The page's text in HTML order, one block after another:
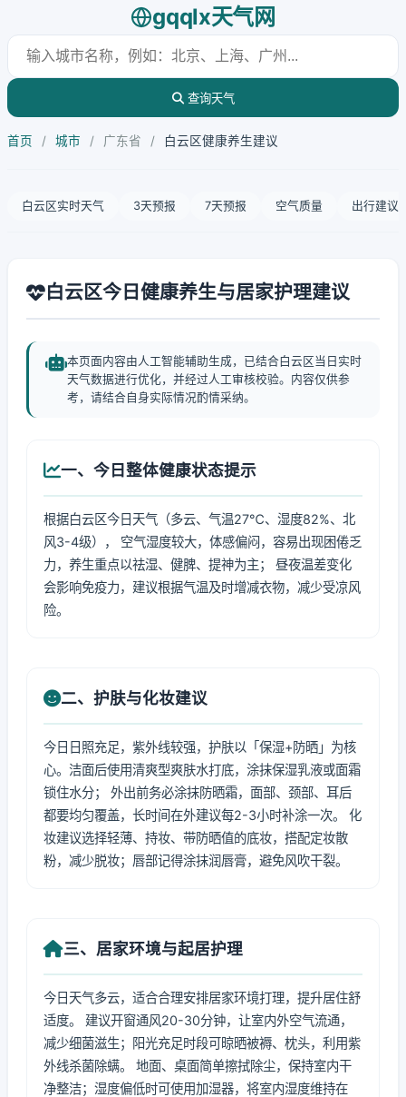
gqqlx天气网
查询天气
首页 / 城市 / 广东省 / 白云区健康养生建议
白云区实时天气 3天预报 7天预报 空气质量 出行建议
白云区今日健康养生与居家护理建议
本页面内容由人工智能辅助生成，已结合白云区当日实时
天气数据进行优化，并经过人工审核校验。内容仅供参
考，请结合自身实际情况酌情采纳。
一、今日整体健康状态提示
根据白云区今日天气（多云、气温27℃、湿度82%、北
风3-4级）， 空气湿度较大，体感偏闷，容易出现困倦乏
力，养生重点以祛湿、健脾、提神为主； 昼夜温差变化
会影响免疫力，建议根据气温及时增减衣物，减少受凉风
险。
二、护肤与化妆建议
今日日照充足，紫外线较强，护肤以「保湿+防晒」为核
心。洁面后使用清爽型爽肤水打底，涂抹保湿乳液或面霜
锁住水分； 外出前务必涂抹防晒霜，面部、颈部、耳后
都要均匀覆盖，长时间在外建议每2-3小时补涂一次。 化
妆建议选择轻薄、持妆、带防晒值的底妆，搭配定妆散
粉，减少脱妆；唇部记得涂抹润唇膏，避免风吹干裂。
三、居家环境与起居护理
今日天气多云，适合合理安排居家环境打理，提升居住舒
适度。 建议开窗通风20-30分钟，让室内外空气流通，
减少细菌滋生；阳光充足时段可晾晒被褥、枕头，利用紫
外线杀菌除螨。 地面、桌面简单擦拭除尘，保持室内干
净整洁；湿度偏低时可使用加湿器，将室内湿度维持在